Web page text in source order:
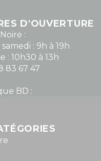
D'OUVERTURE
:
: 9h à 19h
: 10h30 à 13h
83 67 47
BD :
: 10h à 13h / 14h à
: 10h30 à 12h30
89 13 88
dimanche en Juillet et